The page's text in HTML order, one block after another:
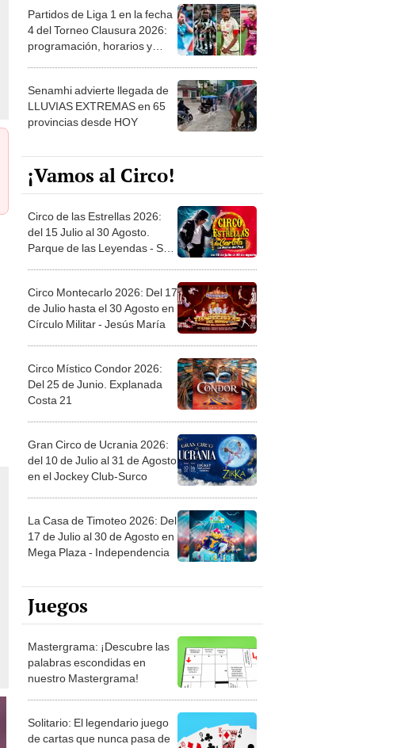
Partidos de Liga 1 en la fecha
4 del Torneo Clausura 2026:
programación, horarios y
Senamhi advierte llegada de
LLUVIAS EXTREMAS en 65
provincias desde HOY
¡Vamos al Circo!
Circo de las Estrellas 2026:
del 15 Julio al 30 Agosto.
Parque de las Leyendas - San
Circo Montecarlo 2026: Del 17
de Julio hasta el 30 Agosto en
Círculo Militar - Jesús María
Circo Místico Condor 2026:
Del 25 de Junio. Explanada
Costa 21
Gran Circo de Ucrania 2026:
del 10 de Julio al 31 de Agosto
en el Jockey Club-Surco
La Casa de Timoteo 2026: Del
17 de Julio al 30 de Agosto en
Mega Plaza - Independencia
Juegos
Mastergrama: ¡Descubre las
palabras escondidas en
nuestro Mastergrama!
Solitario: El legendario juego
de cartas que nunca pasa de